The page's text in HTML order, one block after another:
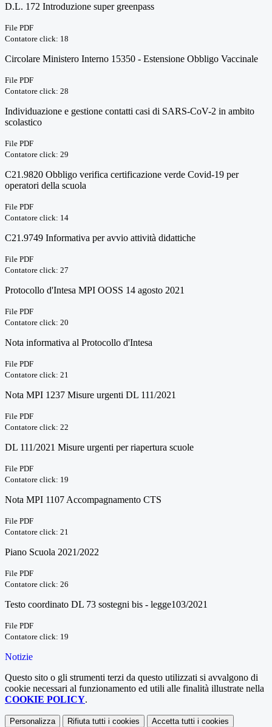
D.L. 172 Introduzione super greenpass
File PDF
Contatore click: 18
Circolare Ministero Interno 15350 - Estensione Obbligo Vaccinale
File PDF
Contatore click: 28
Individuazione e gestione contatti casi di SARS-CoV-2 in ambito
scolastico
File PDF
Contatore click: 29
C21.9820 Obbligo verifica certificazione verde Covid-19 per
operatori della scuola
File PDF
Contatore click: 14
C21.9749 Informativa per avvio attività didattiche
File PDF
Contatore click: 27
Protocollo d'Intesa MPI OOSS 14 agosto 2021
File PDF
Contatore click: 20
Nota informativa al Protocollo d'Intesa
File PDF
Contatore click: 21
Nota MPI 1237 Misure urgenti DL 111/2021
File PDF
Contatore click: 22
DL 111/2021 Misure urgenti per riapertura scuole
File PDF
Contatore click: 19
Nota MPI 1107 Accompagnamento CTS
File PDF
Contatore click: 21
Piano Scuola 2021/2022
File PDF
Contatore click: 26
Testo coordinato DL 73 sostegni bis - legge103/2021
File PDF
Contatore click: 19
Notizie
Questo sito o gli strumenti terzi da questo utilizzati si avvalgono di
cookie necessari al funzionamento ed utili alle finalità illustrate nella
COOKIE POLICY.
Personalizza Rifiuta tutti i cookies Accetta tutti i cookies